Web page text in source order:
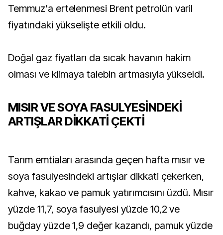
Temmuz'a ertelenmesi Brent petrolün varil
fiyatındaki yükselişte etkili oldu.
Doğal gaz fiyatları da sıcak havanın hakim
olması ve klimaya talebin artmasıyla yükseldi.
MISIR VE SOYA FASULYESİNDEKİ
ARTIŞLAR DİKKATİ ÇEKTİ
Tarım emtiaları arasında geçen hafta mısır ve
soya fasulyesindeki artışlar dikkati çekerken,
kahve, kakao ve pamuk yatırımcısını üzdü. Mısır
yüzde 11,7, soya fasulyesi yüzde 10,2 ve
buğday yüzde 1,9 değer kazandı, pamuk yüzde